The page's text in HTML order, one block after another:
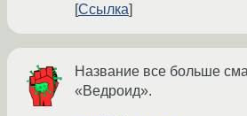
Ссылка
Название все больше
«Ведроид».